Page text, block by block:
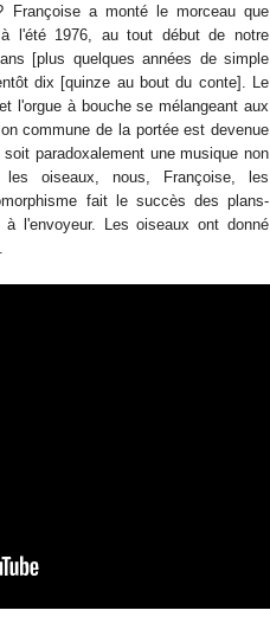
Françoise a monté le morceau que
l'été 1976, au tout début de notre
[plus quelques années de simple
dix [quinze au bout du conte]. Le
l'orgue à bouche se mélangeant aux
commune de la portée est devenue
soit paradoxalement une musique non
oiseaux, nous, Françoise, les
fait le succès des plans-
l'envoyeur. Les oiseaux ont donné